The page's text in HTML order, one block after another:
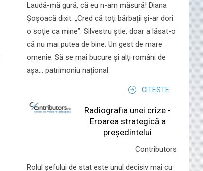
Laudă-mă gură, că eu n-am măsură! Diana
Șoșoacă dixit: „Cred că toți bărbații și-ar dori
o soție ca mine”. Silvestru știe, doar a lăsat-o
că nu mai putea de bine. Un gest de mare
omenie. Să se mai bucure și alți români de
așa... patrimoniu național.
CITESTE
Radiografia unei crize -
Eroarea strategică a
președintelui
Contributors
Rolul şefului de stat este unul decisiv mai cu